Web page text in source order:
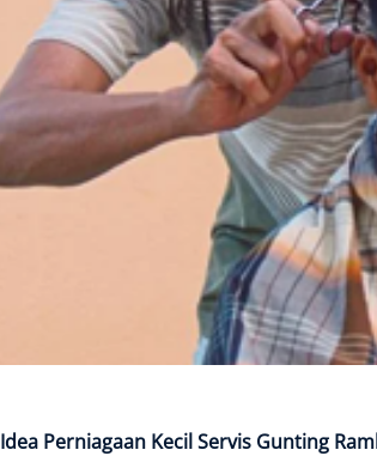
Idea Perniagaan Kecil Servis Gunting